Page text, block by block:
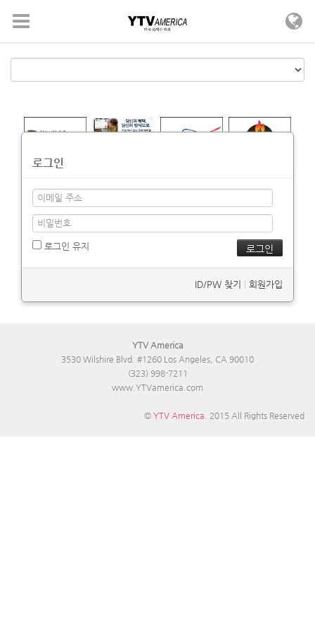
로그인
로그인 유지
ID/PW 찾기 회원가입
YTV America
3530 Wilshire Blvd. #1260 Los Angeles, CA 90010
(323) 998-7211
www.YTVamerica.com
© YTV America . 2015 All Rights Reserved